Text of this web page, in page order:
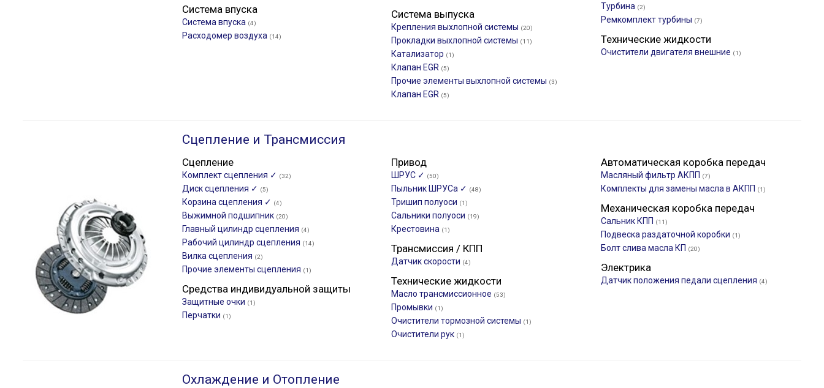
Турбина (2)
Ремкомплект турбины (7)
Система впуска
Система впуска (4)
Расходомер воздуха (14)
Система выпуска
Крепления выхлопной системы (20)
Прокладки выхлопной системы (11)
Катализатор (1)
Клапан EGR (5)
Прочие элементы выхлопной системы (3)
Клапан EGR (5)
Технические жидкости
Очистители двигателя внешние (1)
Сцепление и Трансмиссия
Сцепление
Комплект сцепления ✓ (32)
Диск сцепления ✓ (5)
Корзина сцепления ✓ (4)
Выжимной подшипник (20)
Главный цилиндр сцепления (4)
Рабочий цилиндр сцепления (14)
Вилка сцепления (2)
Прочие элементы сцепления (1)
Привод
ШРУС ✓ (50)
Пыльник ШРУСа ✓ (48)
Тришип полуоси (1)
Сальники полуоси (19)
Крестовина (1)
Автоматическая коробка передач
Масляный фильтр АКПП (7)
Комплекты для замены масла в АКПП (1)
Механическая коробка передач
Сальник КПП (11)
Подвеска раздаточной коробки (1)
Болт слива масла КП (20)
Трансмиссия / КПП
Датчик скорости (4) Электрика
Датчик положения педали сцепления (4)
Технические жидкости
Масло трансмиссионное (53)
Промывки (1)
Очистители тормозной системы (1)
Очистители рук (1)
Средства индивидуальной защиты
Защитные очки (1)
Перчатки (1)
Охлаждение и Отопление